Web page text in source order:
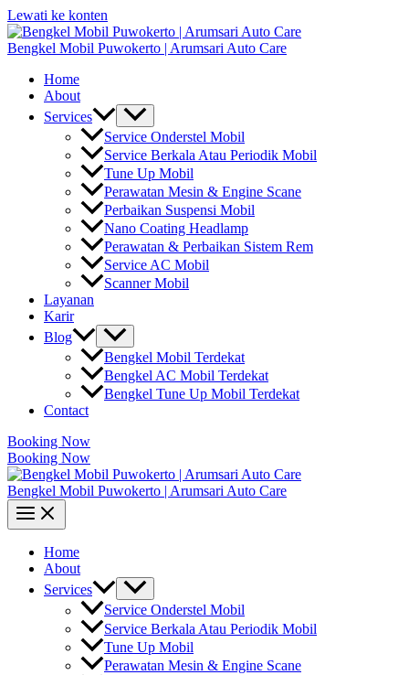
Lewati ke konten
Bengkel Mobil Puwokerto | Arumsari Auto Care
Home
About
Services
Service Onderstel Mobil
Service Berkala Atau Periodik Mobil
Tune Up Mobil
Perawatan Mesin & Engine Scane
Perbaikan Suspensi Mobil
Nano Coating Headlamp
Perawatan & Perbaikan Sistem Rem
Service AC Mobil
Scanner Mobil
Layanan
Karir
Blog
Bengkel Mobil Terdekat
Bengkel AC Mobil Terdekat
Bengkel Tune Up Mobil Terdekat
Contact
Booking Now
Booking Now
Bengkel Mobil Puwokerto | Arumsari Auto Care
Home
About
Services
Service Onderstel Mobil
Service Berkala Atau Periodik Mobil
Tune Up Mobil
Perawatan Mesin & Engine Scane